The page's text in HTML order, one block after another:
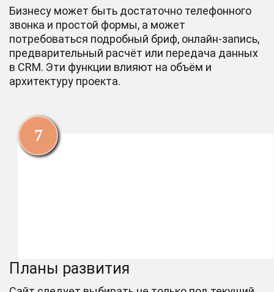
Бизнесу может быть достаточно телефонного
звонка и простой формы, а может
потребоваться подробный бриф, онлайн-запись,
предварительный расчёт или передача данных
в CRM. Эти функции влияют на объём и
архитектуру проекта.
Планы развития